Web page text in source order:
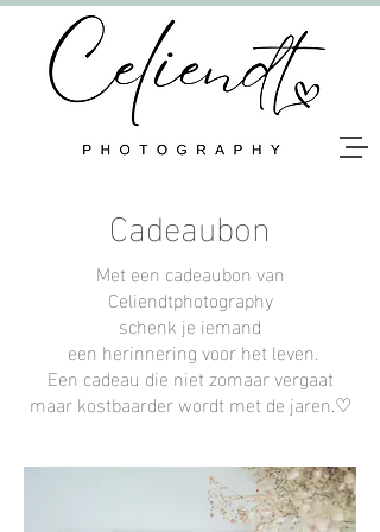
Cadeaubon
Met een cadeaubon van
Celiendtphotography
schenk je iemand
een herinnering voor het leven.
Een cadeau die niet zomaar vergaat
maar kostbaarder wordt met de jaren.♡